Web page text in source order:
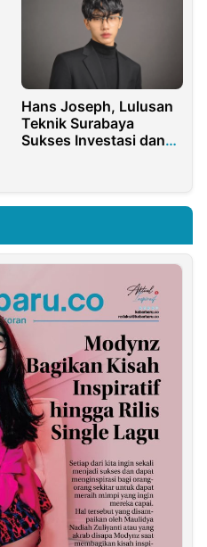
Hans Joseph, Lulusan
Teknik Surabaya
Sukses Investasi dan